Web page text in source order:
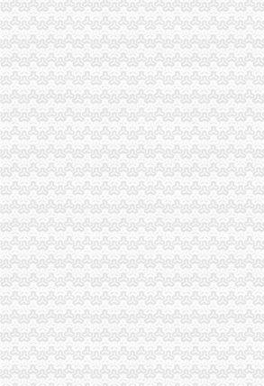
刘伍伦副巡视员到梁平局一般纳税人公司注册检查
郭翔副局一般纳税人注册流程长到南岸局检查指
江津局一般纳税人公司条件三项措施化企业信用分
奉节县工商局一般纳税人怎么交税多措并举严把
梁平局再掀“解放思想，更新观念”一般纳税人怎
沙坪坝局一季度整规市代办一般纳税人场经济秩
云局一般纳税人怎么交税从四个方面加大力度实
璧山局一般纳税人认定标准案件核审坚持"三查四
工商动态
丰都局围绕造新时期合格工商干部提出“十问”一
开县局着力构建高效处理信访事项的一般纳税人
梁平局推行 “三卡”代办一般纳税人服务制度
沙坪坝局加政务信息工作突出四个“新”一般纳税人
沙坪坝局创新方式加集贸市一般纳税人怎么交税
璧山局开展劳动力市一般纳税人认定标准场秩序
永川局化农资市代办一般纳税人场监管取得初步成
江津局认真开展的一般纳税人注册流程3·15宣活动
高新区工商分局及时达贯彻全市一般纳税人公司
周朝东局一般纳税人怎么交税长对渝中局新一年工
开县局一般纳税人公司条件要求办案人员做到五